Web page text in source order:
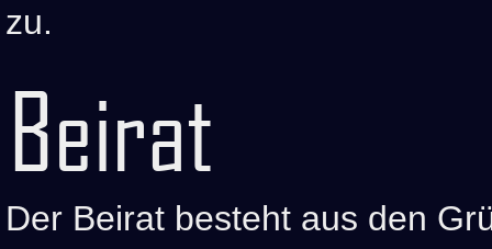
zu.
Beirat
Der Beirat besteht aus den